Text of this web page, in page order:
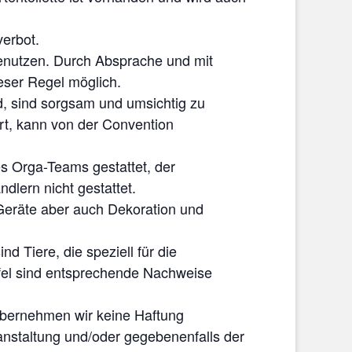
Durch Absprache und mit
Regel möglich.
sind sorgsam und umsichtig zu
kann von der Convention
Orga-Teams gestattet, der
nicht gestattet.
aber auch Dekoration und
Tiere, die speziell für die
sind entsprechende Nachweise
wir keine Haftung
und/oder gegebenenfalls der